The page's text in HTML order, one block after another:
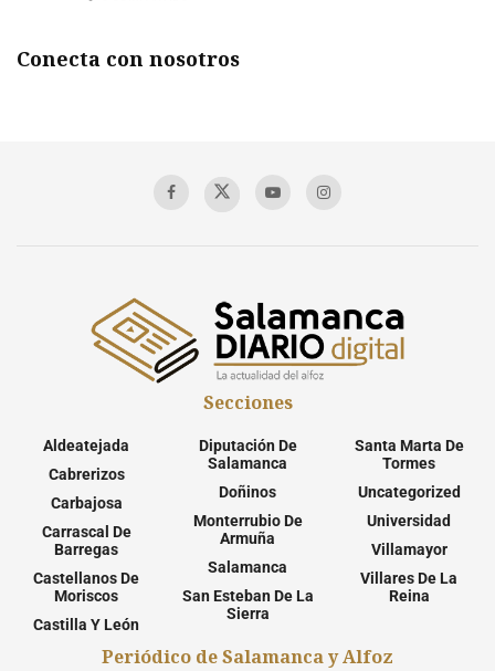
Conecta con nosotros
Secciones
Aldeatejada
Cabrerizos
Carbajosa
Carrascal De
Barregas
Castellanos De
Moriscos
Castilla Y León
Diputación De
Salamanca
Doñinos
Monterrubio De
Armuña
Salamanca
San Esteban De La
Sierra
Santa Marta De
Tormes
Uncategorized
Universidad
Villamayor
Villares De La
Reina
Periódico de Salamanca y Alfoz